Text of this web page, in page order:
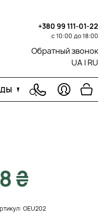
+380 99 111-01-22
с 10:00 до 18:00
Обратный звонок
UA | RU
₴
OEU202